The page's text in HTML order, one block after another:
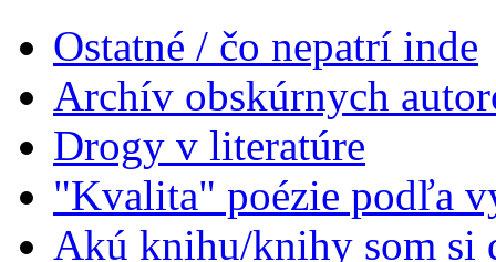
Ostatné / čo nepatrí inde
Archív obskúrnych
Drogy v literatúre
"Kvalita" poézie podľa
Akú knihu/knihy som si